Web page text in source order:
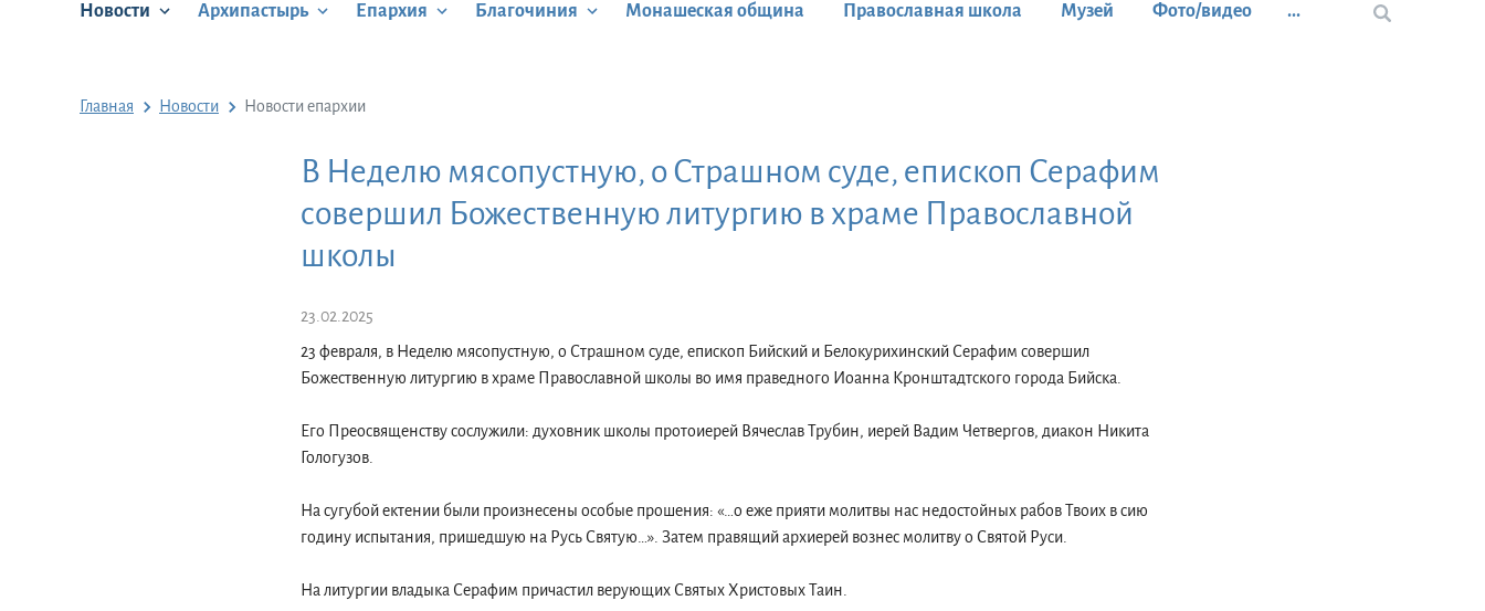
Новости Архипастырь Епархия Благочиния Монашеская община Православная школа Музей Фото/видео ...
Главная Новости Новости епархии
В Неделю мясопустную, о Страшном суде, епископ Серафим
совершил Божественную литургию в храме Православной
школы
23.02.2025
23 февраля, в Неделю мясопустную, о Страшном суде, епископ Бийский и Белокурихинский Серафим совершил
Божественную литургию в храме Православной школы во имя праведного Иоанна Кронштадтского города Бийска.
Его Преосвященству сослужили: духовник школы протоиерей Вячеслав Трубин, иерей Вадим Четвергов, диакон Никита
Гологузов.
На сугубой ектении были произнесены особые прошения: «…о еже прияти молитвы нас недостойных рабов Твоих в сию
годину испытания, пришедшую на Русь Святую…». Затем правящий архиерей вознес молитву о Святой Руси.
На литургии владыка Серафим причастил верующих Святых Христовых Таин.